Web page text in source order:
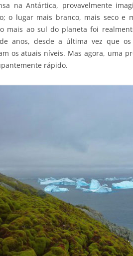
na Antártica, provavelmente
o lugar mais branco, mais seco e
mais ao sul do planeta foi
anos, desde a última vez que
os atuais níveis. Mas agora, uma
rápido.